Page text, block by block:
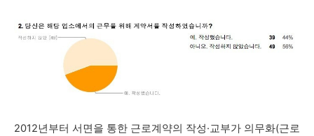
2012년부터 서면을 통한 근로계약의 작성·교부가 의무화(근로